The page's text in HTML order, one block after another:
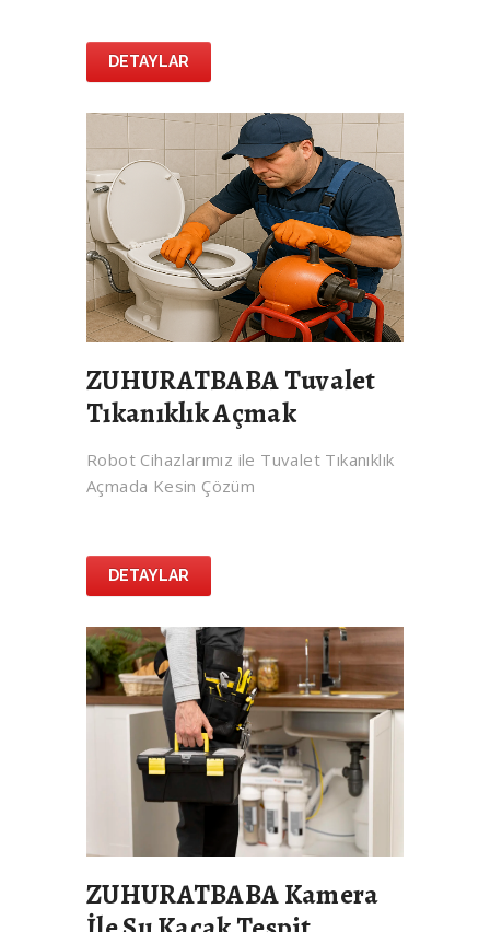
DETAYLAR
ZUHURATBABA Tuvalet
Tıkanıklık Açmak
Robot Cihazlarımız ile Tuvalet Tıkanıklık
Açmada Kesin Çözüm
DETAYLAR
ZUHURATBABA Kamera